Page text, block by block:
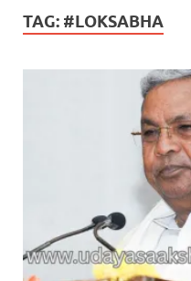
TAG: #LOKSABHA